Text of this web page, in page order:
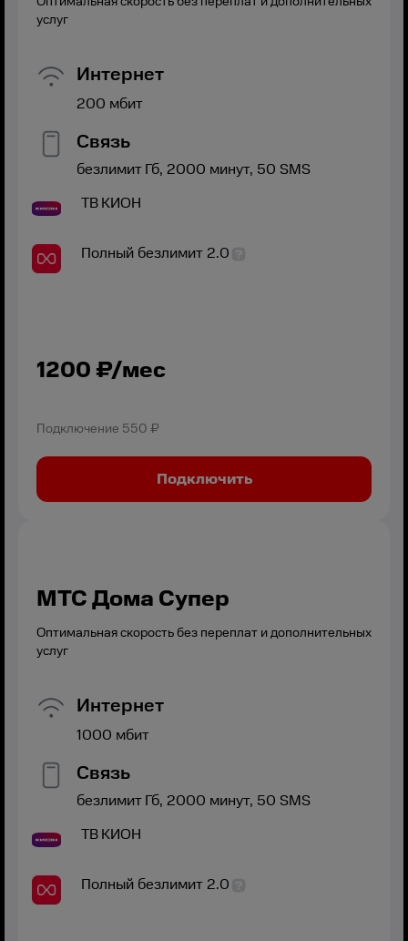
услуг
Интернет
200 мбит
Связь
безлимитГб, 2000 минут, 50 SMS
ТВКИОН
Полный безлимит 2.0
1200 ₽/мес
Подключение 550 ₽
Подключить
МТС Дома Супер
Оптимальная скорость без переплат и дополнительных
услуг
Интернет
1000 мбит
Связь
безлимитГб, 2000 минут, 50 SMS
ТВКИОН
Полный безлимит 2.0